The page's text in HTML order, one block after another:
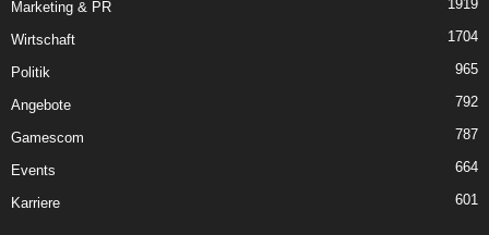
Marketing & PR 1919
Wirtschaft 1704
Politik 965
Angebote 792
Gamescom 787
Events 664
Karriere 601